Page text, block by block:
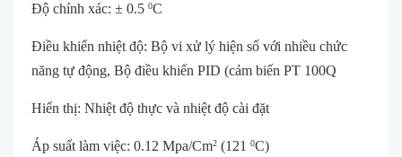
Độ chính xác: ± 0.5 0C
Điều khiển nhiệt độ: Bộ vi xử lý hiện số với nhiều chức
năng tự động, Bộ điều khiển PID (cảm biến PT 100Q
Hiển thị: Nhiệt độ thực và nhiệt độ cài đặt
Áp suất làm việc: 0.12 Mpa/Cm2 (121 0C)